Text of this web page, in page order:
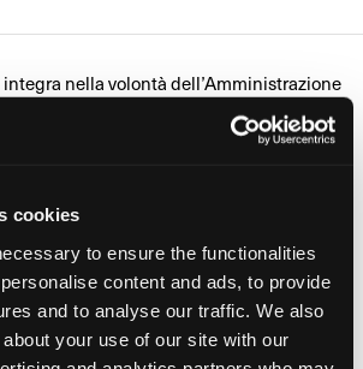
cookies
to ensure the functionalities
content and ads, to provide
and to analyse our traffic. We also
your use of our site with our
integra nella volontà dell’Amministrazione
di volontariato (ProlocoMele, LE
carta) di far conoscere il territorio del
questo intento, a testimonianza
economico e culturale del territorio di
inaugurato il Museo della carta
cartiera. Il sabato sarà una giornata
artigianato che coinvolgerà i partecipanti
nel mondo della carta e dei suoi